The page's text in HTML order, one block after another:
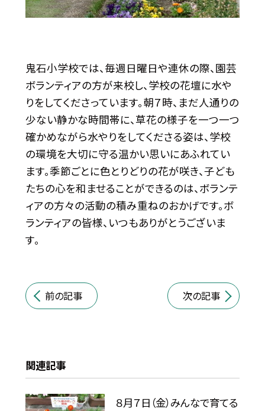
鬼石小学校では、毎週日曜日や連休の際、園芸
ボランティアの方が来校し、学校の花壇に水や
りをしてくださっています。朝７時、まだ人通りの
少ない静かな時間帯に、草花の様子を一つ一つ
確かめながら水やりをしてくださる姿は、学校
の環境を大切に守る温かい思いにあふれてい
ます。季節ごとに色とりどりの花が咲き、子ども
たちの心を和ませることができるのは、ボランテ
ィアの方々の活動の積み重ねのおかげです。ボ
ランティアの皆様、いつもありがとうございま
す。
前の記事 次の記事
関連記事
８月７日（金）みんなで育てる